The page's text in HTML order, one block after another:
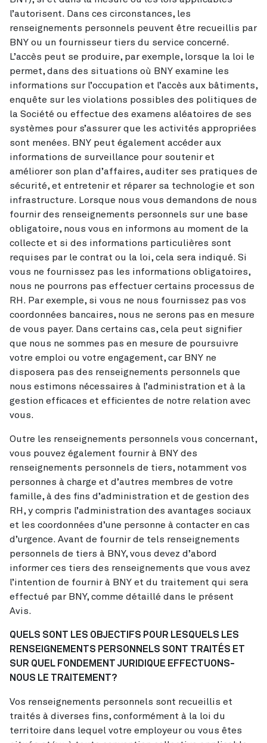
l’autorisent. Dans ces circonstances, les
renseignements personnels peuvent être recueillis par
BNY ou un fournisseur tiers du service concerné.
L’accès peut se produire, par exemple, lorsque la loi le
permet, dans des situations où BNY examine les
informations sur l’occupation et l’accès aux bâtiments,
enquête sur les violations possibles des politiques de
la Société ou effectue des examens aléatoires de ses
systèmes pour s’assurer que les activités appropriées
sont menées. BNY peut également accéder aux
informations de surveillance pour soutenir et
améliorer son plan d’affaires, auditer ses pratiques de
sécurité, et entretenir et réparer sa technologie et son
infrastructure. Lorsque nous vous demandons de nous
fournir des renseignements personnels sur une base
obligatoire, nous vous en informons au moment de la
collecte et si des informations particulières sont
requises par le contrat ou la loi, cela sera indiqué. Si
vous ne fournissez pas les informations obligatoires,
nous ne pourrons pas effectuer certains processus de
RH. Par exemple, si vous ne nous fournissez pas vos
coordonnées bancaires, nous ne serons pas en mesure
de vous payer. Dans certains cas, cela peut signifier
que nous ne sommes pas en mesure de poursuivre
votre emploi ou votre engagement, car BNY ne
disposera pas des renseignements personnels que
nous estimons nécessaires à l’administration et à la
gestion efficaces et efficientes de notre relation avec
vous.
Outre les renseignements personnels vous concernant,
vous pouvez également fournir à BNY des
renseignements personnels de tiers, notamment vos
personnes à charge et d’autres membres de votre
famille, à des fins d’administration et de gestion des
RH, y compris l’administration des avantages sociaux
et les coordonnées d’une personne à contacter en cas
d’urgence. Avant de fournir de tels renseignements
personnels de tiers à BNY, vous devez d’abord
informer ces tiers des renseignements que vous avez
l’intention de fournir à BNY et du traitement qui sera
effectué par BNY, comme détaillé dans le présent
Avis.
QUELS SONT LES OBJECTIFS POUR LESQUELS LES
RENSEIGNEMENTS PERSONNELS SONT TRAITÉS ET
SUR QUEL FONDEMENT JURIDIQUE EFFECTUONS-
NOUS LE TRAITEMENT?
Vos renseignements personnels sont recueillis et
traités à diverses fins, conformément à la loi du
territoire dans lequel votre employeur ou vous êtes